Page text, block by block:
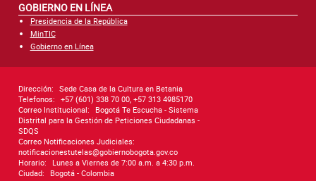
GOBIERNO EN LÍNEA
Presidencia de la República
MinTIC
Gobierno en Línea
Dirección: Sede Casa de la Cultura en Betania
Telefonos: +57 (601) 338 70 00, +57 313 4985170
Correo Institucional:
Bogotá Te Escucha - Sistema
Distrital para la Gestión de Peticiones Ciudadanas -
SDQS
Correo Notificaciones Judiciales:
notificacionestutelas@gobiernobogota.gov.co
Horario:
Lunes a Viernes de 7:00 a.m. a 4:30 p.m.
Ciudad:
Bogotá - Colombia